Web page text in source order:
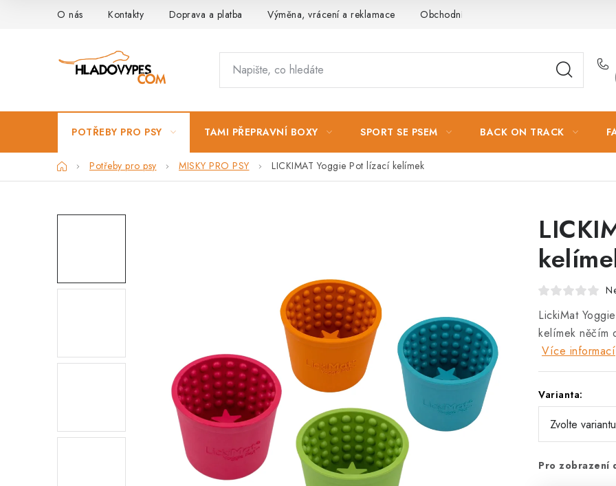
O nás Kontakty Doprava a platba Výměna, vrácení a reklamace Obchodní podmínky Podmínky
POTŘEBY PRO PSY TAMI PŘEPRAVNÍ BOXY SPORT SE PSEM BACK ON TRACK
DomůPotřeby pro psy MISKY PRO PSY LICKIMAT Yoggie Pot lízací kelímek
LickiMat
kelímek něčím
Více informací
Varianta:
Pro zobrazení